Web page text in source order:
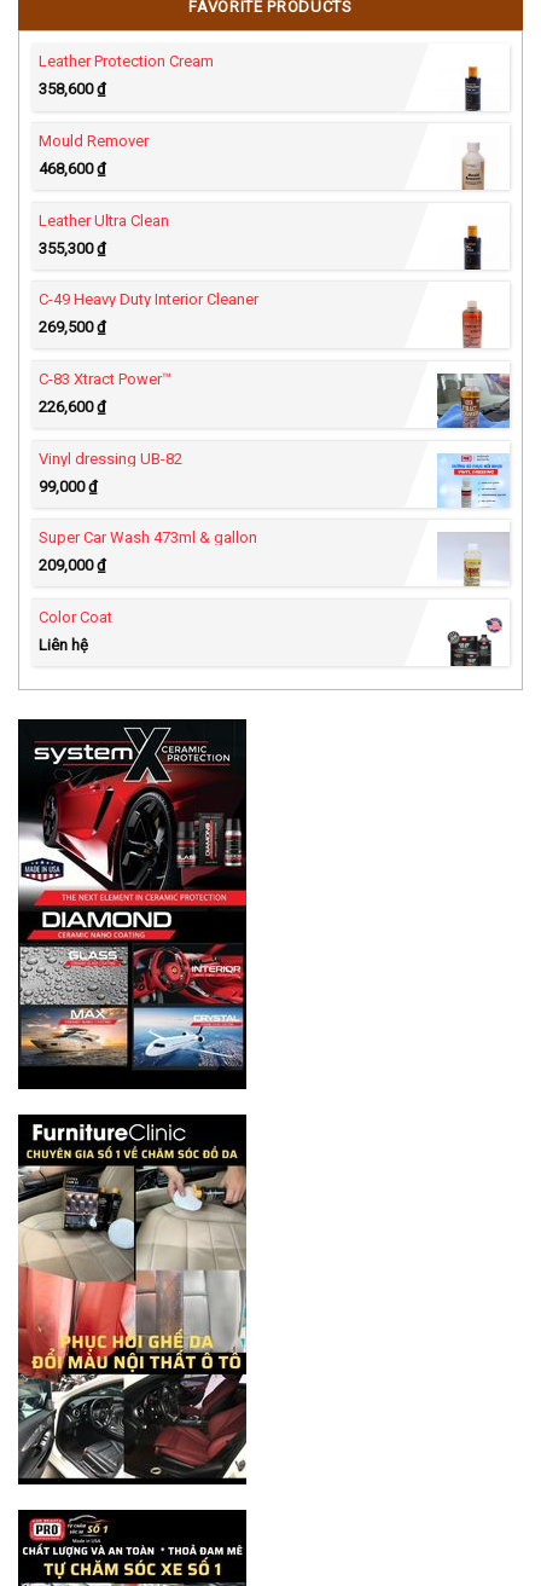
FAVORITE PRODUCTS
Leather Protection Cream
358,600₫
Mould Remover
468,600₫
Leather Ultra Clean
355,300₫
C-49 Heavy Duty Interior Cleaner
269,500₫
C-83 Xtract Power™
226,600₫
Vinyl dressing UB-82
99,000₫
Super Car Wash 473ml & gallon
209,000₫
Color Coat
Liên hệ
Leather Ultra